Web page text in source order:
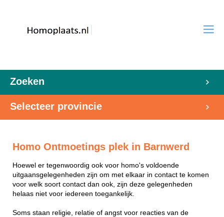
Zoeken
Selecteer provincie
Homo Ontmoetings plek in Barnwerd
Hoewel er tegenwoordig ook voor homo's voldoende
uitgaansgelegenheden zijn om met elkaar in contact te komen
voor welk soort contact dan ook, zijn deze gelegenheden
helaas niet voor iedereen toegankelijk.
Soms staan religie, relatie of angst voor reacties van de